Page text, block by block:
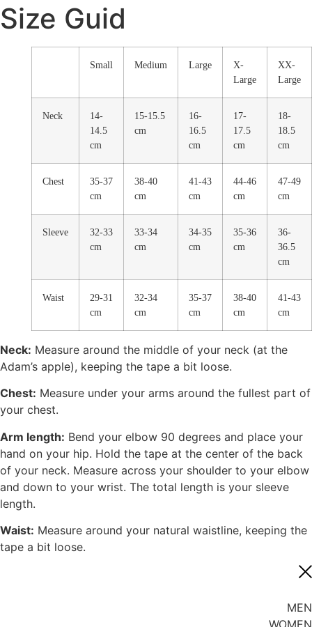
Size Guid
Small Medium Large
X-
Large
XX-
Large
Neck
14-
14.5
cm
15-15.5
cm
16-
16.5
cm
17-
17.5
cm
18-
18.5
cm
Chest
35-37
cm
38-40
cm
41-43
cm
44-46
cm
47-49
cm
Sleeve
32-33
cm
33-34
cm
34-35
cm
35-36
cm
36-
36.5
cm
Waist
29-31
cm
32-34
cm
35-37
cm
38-40
cm
41-43
cm
Neck: Measure around the middle of your neck (at the
Adam’s apple), keeping the tape a bit loose.
Chest: Measure under your arms around the fullest part of
your chest.
Arm length: Bend your elbow 90 degrees and place your
hand on your hip. Hold the tape at the center of the back
of your neck. Measure across your shoulder to your elbow
and down to your wrist. The total length is your sleeve
length.
Waist: Measure around your natural waistline, keeping the
tape a bit loose.
MEN
WOMEN